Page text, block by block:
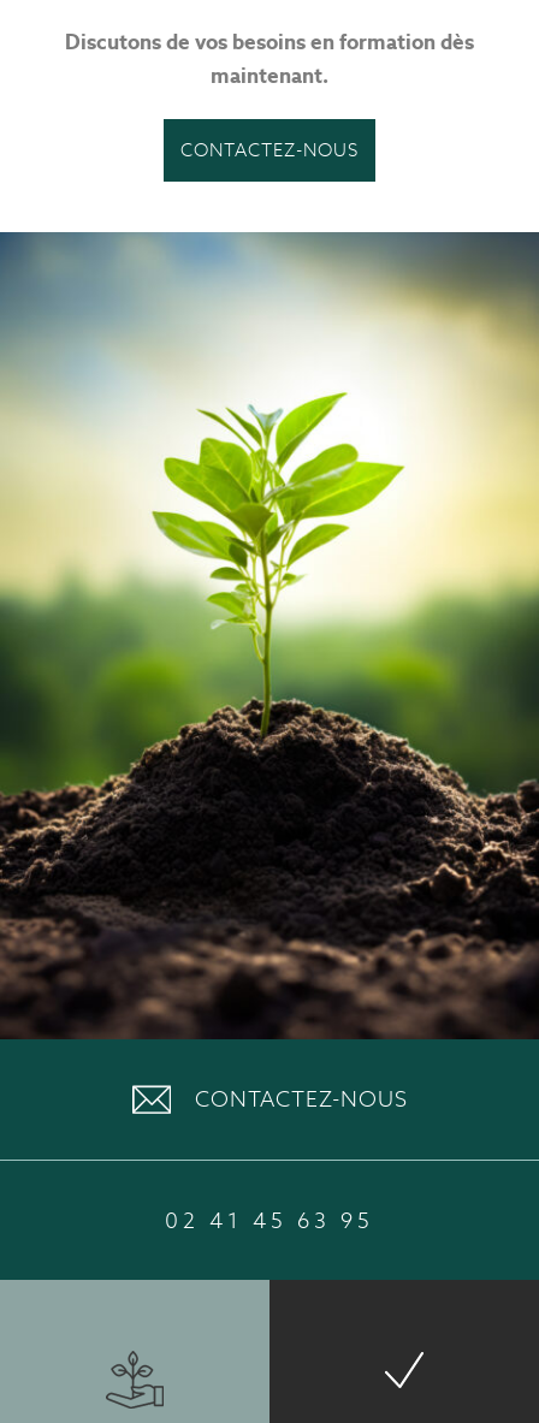
Discutons de vos besoins en formation dès
maintenant.
CONTACTEZ-NOUS
CONTACTEZ-NOUS
02 41 45 63 95